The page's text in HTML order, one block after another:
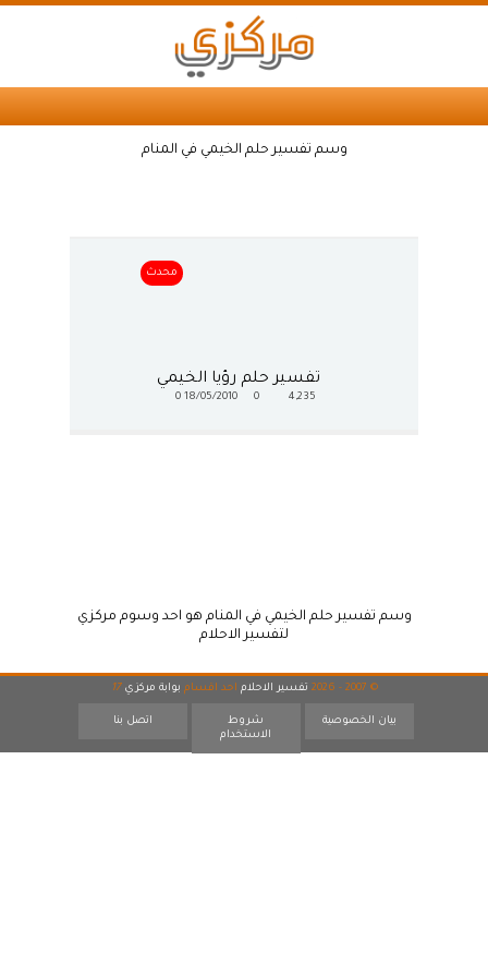
وسم تفسير حلم الخيمي في المنام
محدث
تفسير حلم رؤيا الخيمي
4,235
0
18/05/2010
0
وسم تفسير حلم الخيمي في المنام هو احد وسوم مركزي
لتفسير الاحلام
© 2007 - 2026 تفسير الاحلام احد اقسام بوابة مركزي 17
بيان الخصوصية
شروط
الاستخدام
اتصل بنا